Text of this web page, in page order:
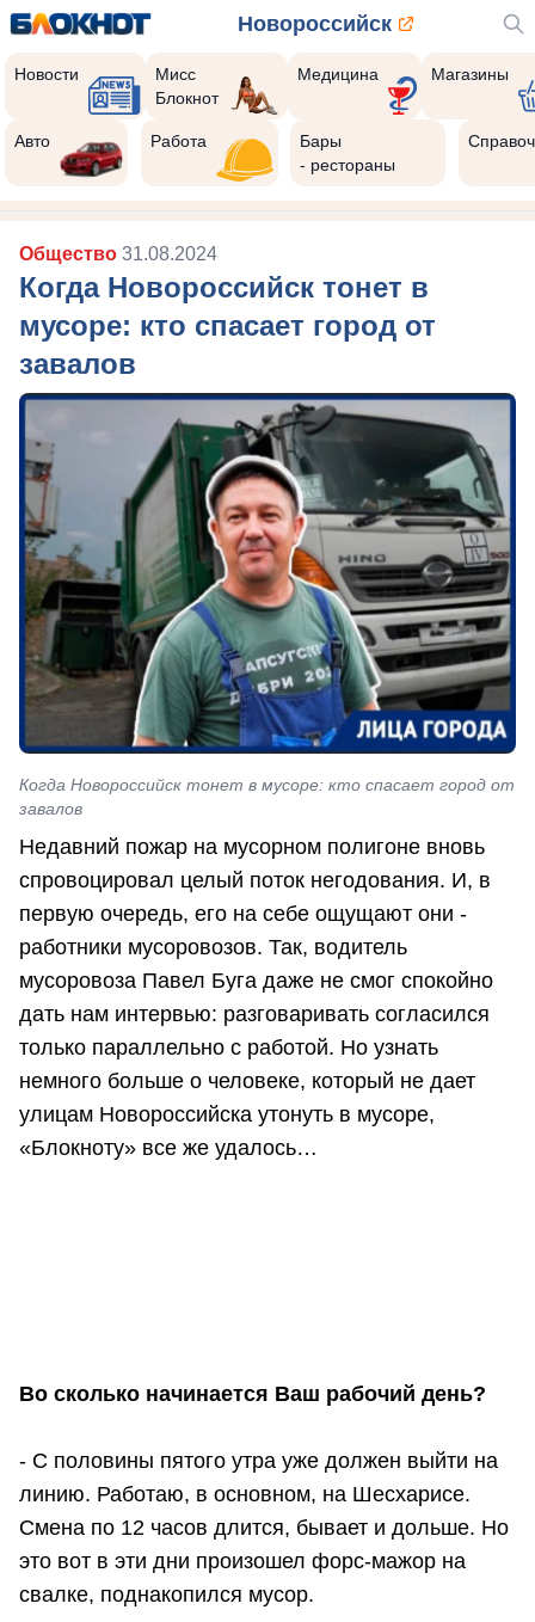
Новороссийск
Новости
Мисс
Блокнот
Медицина Магазины
Авто Работа
Бары
- рестораны
Общество 31.08.2024
Когда Новороссийск тонет в
мусоре: кто спасает город от
завалов
Когда Новороссийск тонет в мусоре: кто спасает город от
завалов
Недавний пожар на мусорном полигоне вновь
спровоцировал целый поток негодования. И, в
первую очередь, его на себе ощущают они -
работники мусоровозов. Так, водитель
мусоровоза Павел Буга даже не смог спокойно
дать нам интервью: разговаривать согласился
только параллельно с работой. Но узнать
немного больше о человеке, который не дает
улицам Новороссийска утонуть в мусоре,
«Блокноту» все же удалось…
Во сколько начинается Ваш рабочий день?
- С половины пятого утра уже должен выйти на
линию. Работаю, в основном, на Шесхарисе.
Смена по 12 часов длится, бывает и дольше. Но
это вот в эти дни произошел форс-мажор на
свалке, поднакопился мусор.